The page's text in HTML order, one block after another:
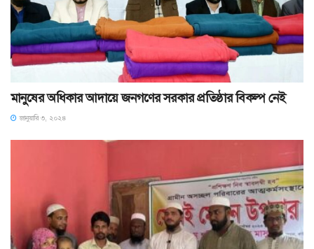
মানুষের অধিকার আদায়ে জনগণের সরকার প্রতিষ্ঠার বিকল্প নেই
জানুয়ারি ৩, ২০২৪